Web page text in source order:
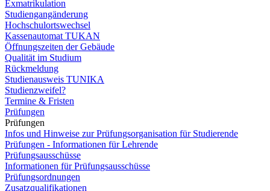
Exmatrikulation
Studiengangänderung
Hochschulortswechsel
Kassenautomat TUKAN
Öffnungszeiten der Gebäude
Qualität im Studium
Rückmeldung
Studienausweis TUNIKA
Studienzweifel?
Termine & Fristen
Prüfungen
Prüfungen
Infos und Hinweise zur Prüfungsorganisation für Studierende
Prüfungen - Informationen für Lehrende
Prüfungsausschüsse
Informationen für Prüfungsausschüsse
Prüfungsordnungen
Zusatzqualifikationen